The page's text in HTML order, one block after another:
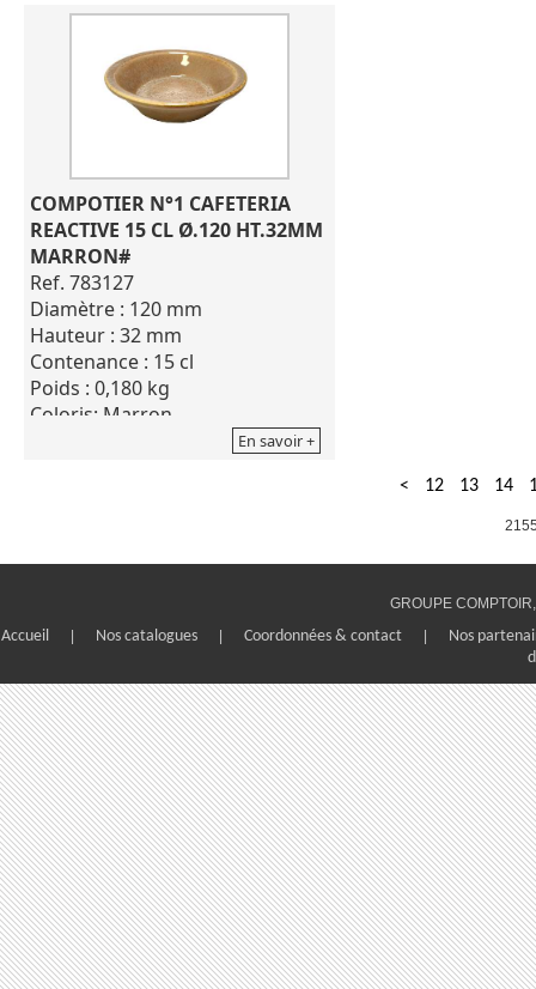
Excellente résistance à la chaleur,
marquages, aux chocs
thermiques.
COMPOTIER N°1 CAFETERIA
REACTIVE 15 CL Ø.120 HT.32MM
MARRON#
Ref. 783127
Diamètre : 120 mm
Hauteur : 32 mm
Contenance : 15 cl
Poids : 0,180 kg
Coloris: Marron
Gamme : cafétéria réactive
thermiques.
En savoir +
< 12 13 14
GROUPE
Accueil Nos catalogues Coordonnées & contact
Nos